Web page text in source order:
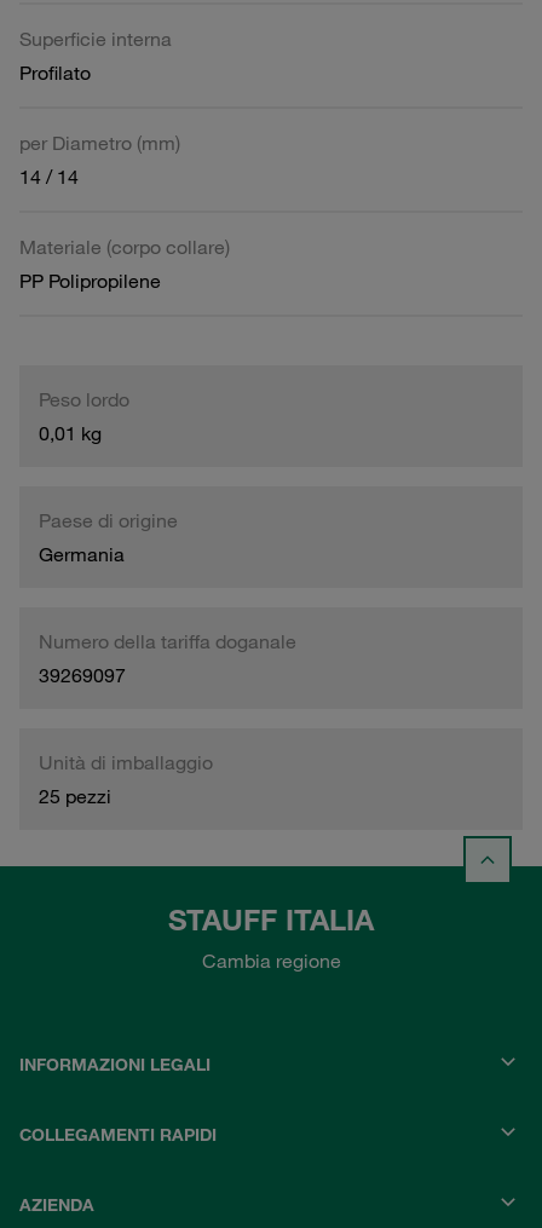
Superficie interna
Profilato
per Diametro (mm)
14 / 14
Materiale (corpo collare)
PP Polipropilene
Peso lordo
0,01 kg
Paese di origine
Germania
Numero della tariffa doganale
39269097
Unità di imballaggio
25 pezzi
STAUFF ITALIA
Cambia regione
INFORMAZIONI LEGALI
COLLEGAMENTI RAPIDI
AZIENDA